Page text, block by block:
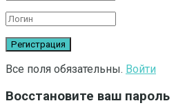
Все поля обязательны. Войти
Восстановите ваш пароль